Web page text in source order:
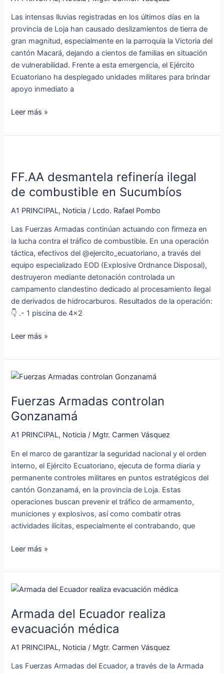
Las intensas lluvias registradas en los últimos días en la
provincia de Loja han causado deslizamientos de tierra de
gran magnitud, especialmente en la parroquia la Victoria del
cantón Macará, dejando a cientos de familias en situación
de vulnerabilidad. Frente a esta emergencia, el Ejército
Ecuatoriano ha desplegado unidades militares para brindar
apoyo inmediato a
Leer más »
FF.AA desmantela refinería ilegal
de combustible en Sucumbíos
A1 PRINCIPAL, Noticia / Lcdo. Rafael Pombo
Las Fuerzas Armadas continúan actuando con firmeza en
la lucha contra el tráfico de combustible. En una operación
táctica, efectivos del @ejercito_ecuatoriano, a través del
equipo especializado EOD (Explosive Ordnance Disposal),
destruyeron mediante detonación controlada un
campamento clandestino dedicado al procesamiento ilegal
de derivados de hidrocarburos. Resultados de la operación:
👇 .- 1 piscina de 4×2
refinería
ilegal
combustible
en
Sucumbíos
Leer más »
Fuerzas Armadas controlan
Gonzanamá
A1 PRINCIPAL, Noticia / Mgtr. Carmen Vásquez
En el marco de garantizar la seguridad nacional y el orden
interno, el Ejército Ecuatoriano, ejecuta de forma diaria y
permanente controles militares en puntos estratégicos del
cantón Gonzanamá, en la provincia de Loja. Estas
operaciones buscan prevenir el tráfico de armamento,
municiones y explosivos, así como combatir otras
actividades ilícitas, especialmente el contrabando, que
Fuerzas
controlan
Gonzanamá
Leer más »
Armada del Ecuador realiza
evacuación médica
A1 PRINCIPAL, Noticia / Mgtr. Carmen Vásquez
Las Fuerzas Armadas del Ecuador, a través de la Armada
Armada
Ecuador
realiza
evacuación
médica